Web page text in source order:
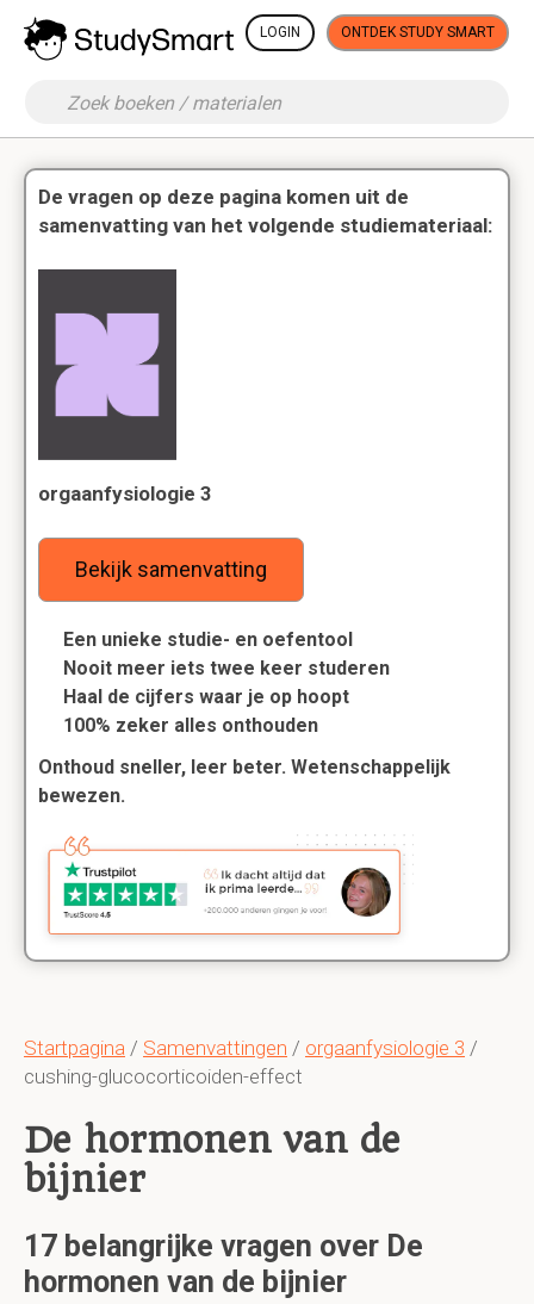
LOGIN ONTDEK STUDY SMART
Startpagina / Samenvattingen / orgaanfysiologie 3 /
cushing-glucocorticoiden-effect
De hormonen van de
bijnier
17 belangrijke vragen over De
hormonen van de bijnier
De vragen op deze pagina komen uit de
samenvatting van het volgende studiemateriaal:
orgaanfysiologie 3
Bekijk samenvatting
Een unieke studie- en oefentool
Nooit meer iets twee keer studeren
Haal de cijfers waar je op hoopt
100% zeker alles onthouden
Onthoud sneller, leer beter. Wetenschappelijk
bewezen.